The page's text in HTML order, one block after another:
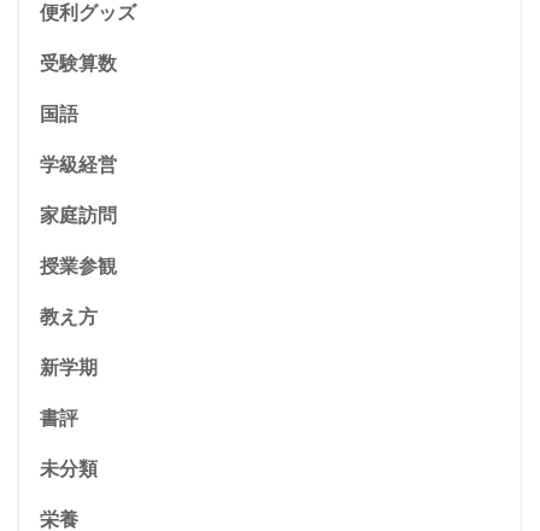
便利グッズ
受験算数
国語
学級経営
家庭訪問
授業参観
教え方
新学期
書評
未分類
栄養